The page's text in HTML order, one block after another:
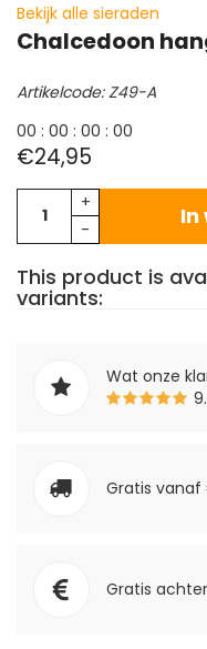
Bekijk alle sieraden
Chalcedoon
Artikelcode: Z49-A
00 : 00 : 00 : 00
€24,95
+
-
In
This product is
variants:
Wat onze
Gratis vanaf
Gratis